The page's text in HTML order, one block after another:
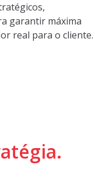
garantir máxima
real para o cliente.